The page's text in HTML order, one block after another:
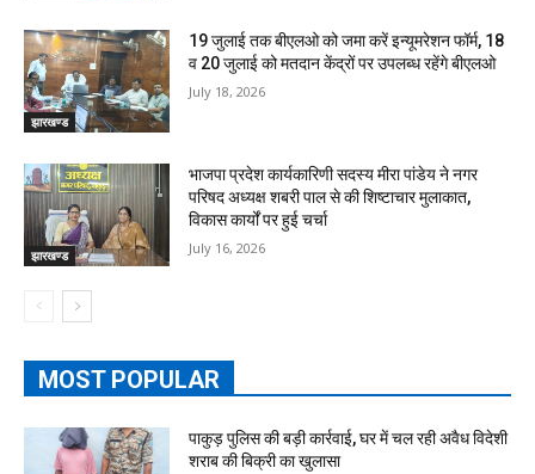
झारखण्ड
19 जुलाई तक बीएलओ को जमा करें इन्यूमरेशन फॉर्म, 18
व 20 जुलाई को मतदान केंद्रों पर उपलब्ध रहेंगे बीएलओ
July 18, 2026
झारखण्ड
भाजपा प्रदेश कार्यकारिणी सदस्य मीरा पांडेय ने नगर
परिषद अध्यक्ष शबरी पाल से की शिष्टाचार मुलाकात,
विकास कार्यों पर हुई चर्चा
July 16, 2026
MOST POPULAR
पाकुड़ पुलिस की बड़ी कार्रवाई, घर में चल रही अवैध विदेशी
शराब की बिक्री का खुलासा